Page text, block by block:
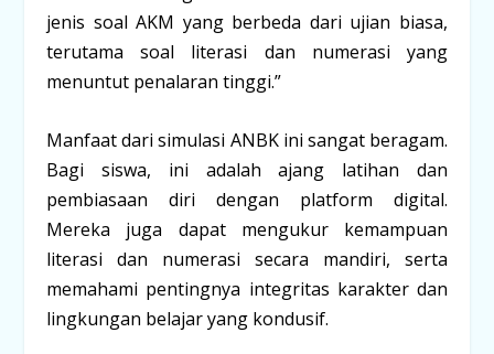
jenis soal AKM yang berbeda dari ujian biasa,
terutama soal literasi dan numerasi yang
menuntut penalaran tinggi.”
Manfaat dari simulasi ANBK ini sangat beragam.
Bagi siswa, ini adalah ajang latihan dan
pembiasaan diri dengan platform digital.
Mereka juga dapat mengukur kemampuan
literasi dan numerasi secara mandiri, serta
memahami pentingnya integritas karakter dan
lingkungan belajar yang kondusif.